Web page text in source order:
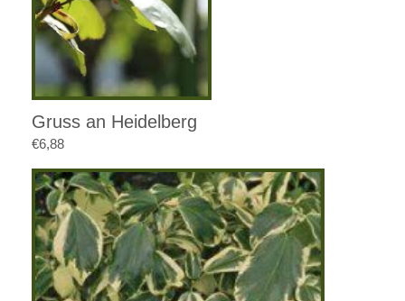
Gruss an Heidelberg
€6,88